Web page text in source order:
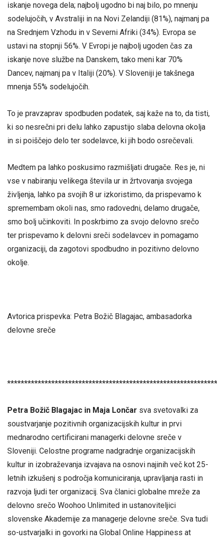
iskanje novega dela; najbolj ugodno bi naj bilo, po mnenju
sodelujočih, v Avstraliji in na Novi Zelandiji (81%), najmanj pa
na Srednjem Vzhodu in v Severni Afriki (34%). Evropa se
ustavi na stopnji 56%. V Evropi je najbolj ugoden čas za
iskanje nove službe na Danskem, tako meni kar 70%
Dancev, najmanj pa v Italiji (20%). V Sloveniji je takšnega
mnenja 55% sodelujočih.
To je pravzaprav spodbuden podatek, saj kaže na to, da tisti,
ki so nesrečni pri delu lahko zapustijo slaba delovna okolja
in si poiščejo delo ter sodelavce, ki jih bodo osrečevali.
Medtem pa lahko poskusimo razmišljati drugače. Res je, ni
vse v nabiranju velikega števila ur in žrtvovanja svojega
življenja, lahko pa svojih 8 ur izkoristimo, da prispevamo k
spremembam okoli nas, smo radovedni, delamo drugače,
smo bolj učinkoviti. In poskrbimo za svojo delovno srečo
ter prispevamo k delovni sreči sodelavcev in pomagamo
organizaciji, da zagotovi spodbudno in pozitivno delovno
okolje.
Avtorica prispevka: Petra Božič Blagajac, ambasadorka
delovne sreče
Petra Božič Blagajac in Maja Lončar sva svetovalki za
soustvarjanje pozitivnih organizacijskih kultur in prvi
mednarodno certificirani managerki delovne sreče v
Sloveniji. Celostne programe nadgradnje organizacijskih
kultur in izobraževanja izvajava na osnovi najinih več kot 25-
letnih izkušenj s področja komuniciranja, upravljanja rasti in
razvoja ljudi ter organizacij. Sva članici globalne mreže za
delovno srečo Woohoo Unlimited in ustanoviteljici
slovenske Akademije za managerje delovne sreče. Sva tudi
so-ustvarjalki in govorki na Global Online Happiness at